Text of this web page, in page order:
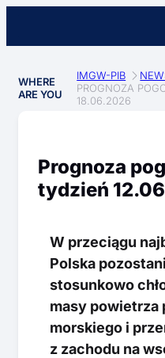
WHERE
ARE YOU
IMGW-PIB
PROGNOZA
18.06.2026
Prognoza
tydzień
W przeciągu
Polska
stosunkowo
masy powietrza
morskiego i
z zachodu na